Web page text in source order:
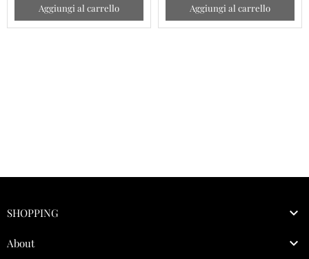
Aggiungi al carrello Aggiungi al carrello
SHOPPING 
About 